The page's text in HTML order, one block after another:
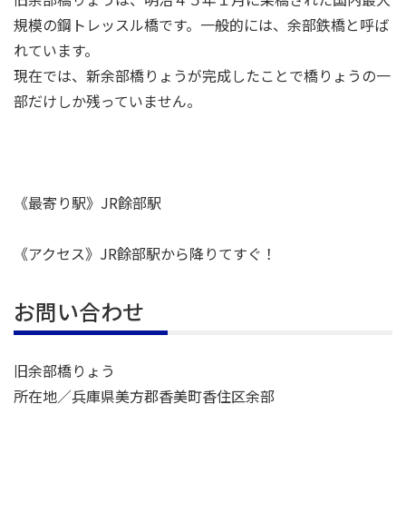
規模の鋼トレッスル橋です。一般的には、余部鉄橋と呼ば
れています。
現在では、新余部橋りょうが完成したことで橋りょうの一
部だけしか残っていません。
《最寄り駅》JR餘部駅
《アクセス》JR餘部駅から降りてすぐ！
お問い合わせ
旧余部橋りょう
所在地／兵庫県美方郡香美町香住区余部